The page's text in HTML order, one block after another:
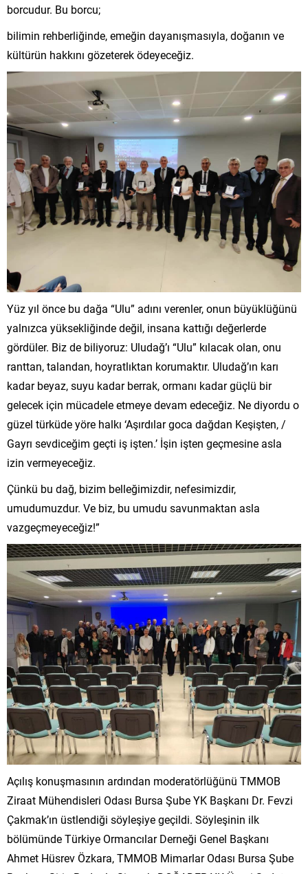
borcudur. Bu borcu;
bilimin rehberliğinde, emeğin dayanışmasıyla, doğanın ve
kültürün hakkını gözeterek ödeyeceğiz.
Yüz yıl önce bu dağa “Ulu” adını verenler, onun büyüklüğünü
yalnızca yüksekliğinde değil, insana kattığı değerlerde
gördüler. Biz de biliyoruz: Uludağ’ı “Ulu” kılacak olan, onu
ranttan, talandan, hoyratlıktan korumaktır. Uludağ’ın karı
kadar beyaz, suyu kadar berrak, ormanı kadar güçlü bir
gelecek için mücadele etmeye devam edeceğiz. Ne diyordu o
güzel türküde yöre halkı ‘Aşırdılar goca dağdan Keşişten, /
Gayrı sevdiceğim geçti iş işten.’ İşin işten geçmesine asla
izin vermeyeceğiz.
Çünkü bu dağ, bizim belleğimizdir, nefesimizdir,
umudumuzdur. Ve biz, bu umudu savunmaktan asla
vazgeçmeyeceğiz!”
Açılış konuşmasının ardından moderatörlüğünü TMMOB
Ziraat Mühendisleri Odası Bursa Şube YK Başkanı Dr. Fevzi
Çakmak’ın üstlendiği söyleşiye geçildi. Söyleşinin ilk
bölümünde Türkiye Ormancılar Derneği Genel Başkanı
Ahmet Hüsrev Özkara, TMMOB Mimarlar Odası Bursa Şube